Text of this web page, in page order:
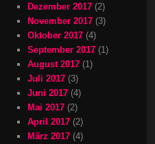
Dezember 2017 (2)
November 2017 (3)
Oktober 2017 (4)
September 2017 (1)
August 2017 (1)
Juli 2017 (3)
Juni 2017 (4)
Mai 2017 (2)
April 2017 (2)
März 2017 (4)